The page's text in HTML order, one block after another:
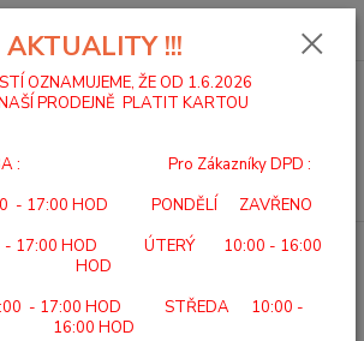
0,00 Kč
PÉČE BEURER TS 26 Vyhřívací podkrývka
26 Vyhřívací
AKTUALITY !!!
OZNAMUJEME, ŽE OD 1.6.2026
PRODEJNĚ PLATIT KARTOU
DOBA : Pro Zákazníky DPD :
- 17:00 HOD PONDĚLÍ ZAVŘENO
17:00 HOD ÚTERÝ 10:00 - 16:00
HOD
- 17:00 HOD STŘEDA 10:00 -
16:00 HOD